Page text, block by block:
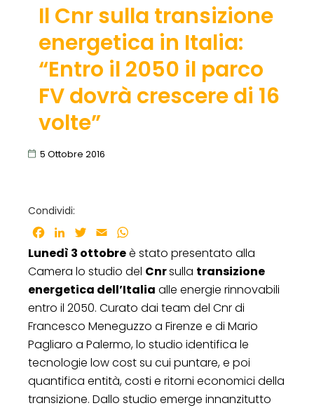
Il Cnr sulla transizione
energetica in Italia:
“Entro il 2050 il parco
FV dovrà crescere di 16
volte”
5 Ottobre 2016
Condividi:
Facebook
LinkedInTwitter
Email
Lunedì 3 ottobreè stato presentato alla
Camera lo studio del Cnrsulla transizione
energetica dell’Italia alle energie rinnovabili
entro il 2050. Curato dai team del Cnr di
Francesco Meneguzzo a Firenze e di Mario
Pagliaro a Palermo, lo studio identifica le
tecnologie low cost su cui puntare, e poi
quantifica entità, costi e ritorni economici della
transizione. Dallo studio emerge innanzitutto